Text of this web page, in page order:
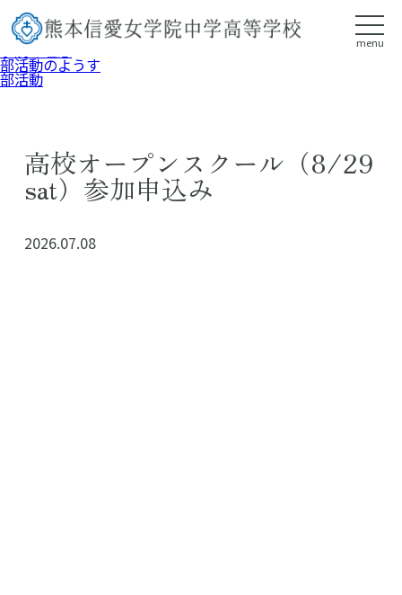
https://www.kumamoto-shin-ai.ed.jp//
学院の理念
部活動のようす
部活動
高校オープンスクール（8/29
sat）参加申込み
2026.07.08
menu